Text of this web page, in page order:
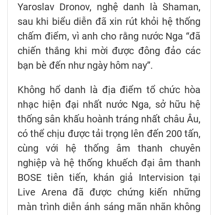
Yaroslav Dronov, nghệ danh là Shaman,
sau khi biểu diễn đã xin rút khỏi hệ thống
chấm điểm, vì anh cho rằng nước Nga “đã
chiến thắng khi mời được đông đảo các
bạn bè đến như ngày hôm nay”.
Không hổ danh là địa điểm tổ chức hòa
nhạc hiện đại nhất nước Nga, sở hữu hệ
thống sân khấu hoành tráng nhất châu Âu,
có thể chịu được tải trọng lên đến 200 tấn,
cùng với hệ thống âm thanh chuyên
nghiệp và hệ thống khuếch đại âm thanh
BOSE tiên tiến, khán giả Intervision tại
Live Arena đã được chứng kiến những
màn trình diễn ánh sáng mãn nhãn không